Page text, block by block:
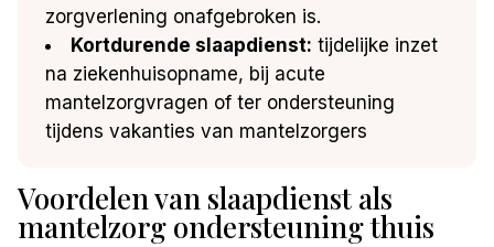
zorgverlening onafgebroken is.
Kortdurende slaapdienst: tijdelijke inzet
na ziekenhuisopname, bij acute
mantelzorgvragen of ter ondersteuning
tijdens vakanties van mantelzorgers
Voordelen van slaapdienst als
mantelzorg ondersteuning thuis